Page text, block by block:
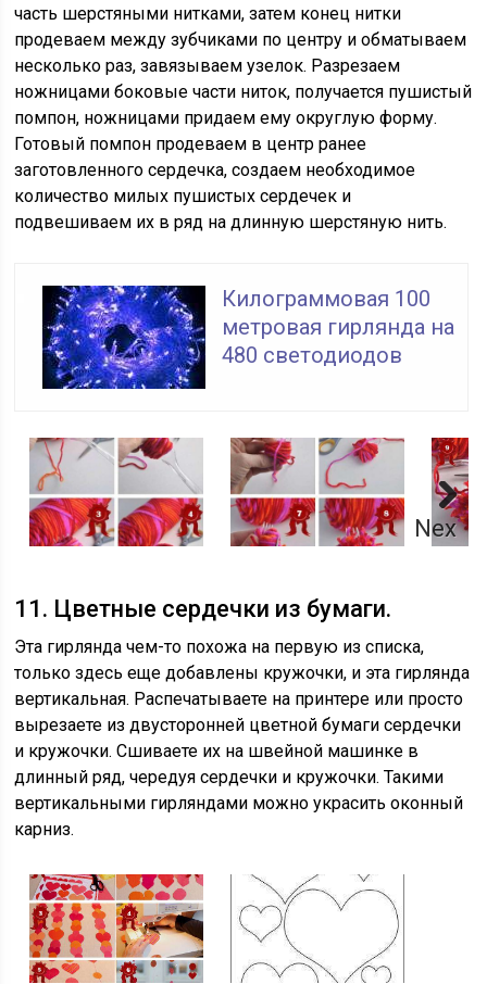
часть шерстяными нитками, затем конец нитки
продеваем между зубчиками по центру и обматываем
несколько раз, завязываем узелок. Разрезаем
ножницами боковые части ниток, получается пушистый
помпон, ножницами придаем ему округлую форму.
Готовый помпон продеваем в центр ранее
заготовленного сердечка, создаем необходимое
количество милых пушистых сердечек и
подвешиваем их в ряд на длинную шерстяную нить.
Килограммовая 100
метровая гирлянда на
480 светодиодов
Next
11. Цветные сердечки из бумаги.
Эта гирлянда чем-то похожа на первую из списка,
только здесь еще добавлены кружочки, и эта гирлянда
вертикальная. Распечатываете на принтере или просто
вырезаете из двусторонней цветной бумаги сердечки
и кружочки. Сшиваете их на швейной машинке в
длинный ряд, чередуя сердечки и кружочки. Такими
вертикальными гирляндами можно украсить оконный
карниз.